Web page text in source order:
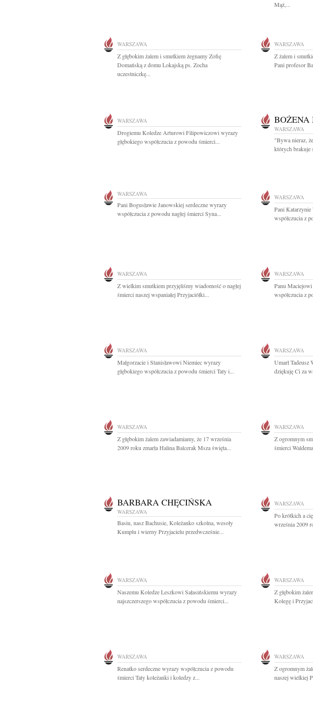
Mąż,...
WARSZAWA
Z głębokim żalem i smutkiem żegnamy Zofię
Domańską z domu Lokajską ps. Zocha
uczestniczkę...
WARSZAWA
Z żalem i
Pani profesor
WARSZAWA
Drogiemu Koledze Arturowi Filipowiczowi wyrazy
głębokiego współczucia z powodu śmierci...
BOŻENA
WARSZAWA
"Bywa nieraz,
których brakuje
WARSZAWA
Pani Bogusławie Janowskiej serdeczne wyrazy
współczucia z powodu nagłej śmierci Syna...
WARSZAWA
Pani
współczucia z
WARSZAWA
Z wielkim smutkiem przyjęliśmy wiadomość o nagłej
śmierci naszej wspaniałej Przyjaciółki...
WARSZAWA
Panu
współczucia z
WARSZAWA
Małgorzacie i Stanisławowi Niemiec wyrazy
głębokiego współczucia z powodu śmierci Taty i...
WARSZAWA
Umarł Tadeusz
dziękuję Ci za
WARSZAWA
Z głębokim żalem zawiadamiamy, że 17 września
2009 roku zmarła Halina Balcerak Msza święta...
WARSZAWA
Z ogromnym
śmierci
BARBARA CHĘCIŃSKA
WARSZAWA
Basiu, nasz Bachusie, Koleżanko szkolna, wesoły
Kumplu i wierny Przyjacielu przedwcześnie...
WARSZAWA
Po krótkich a
września 2009
WARSZAWA
Naszemu Koledze Leszkowi Sałasińskiemu wyrazy
najszczerszego współczucia z powodu śmierci...
WARSZAWA
Z głębokim
Kolegę i
WARSZAWA
Renatko serdeczne wyrazy współczucia z powodu
śmierci Taty koleżanki i koledzy z...
WARSZAWA
Z ogromnym
naszej wielkiej